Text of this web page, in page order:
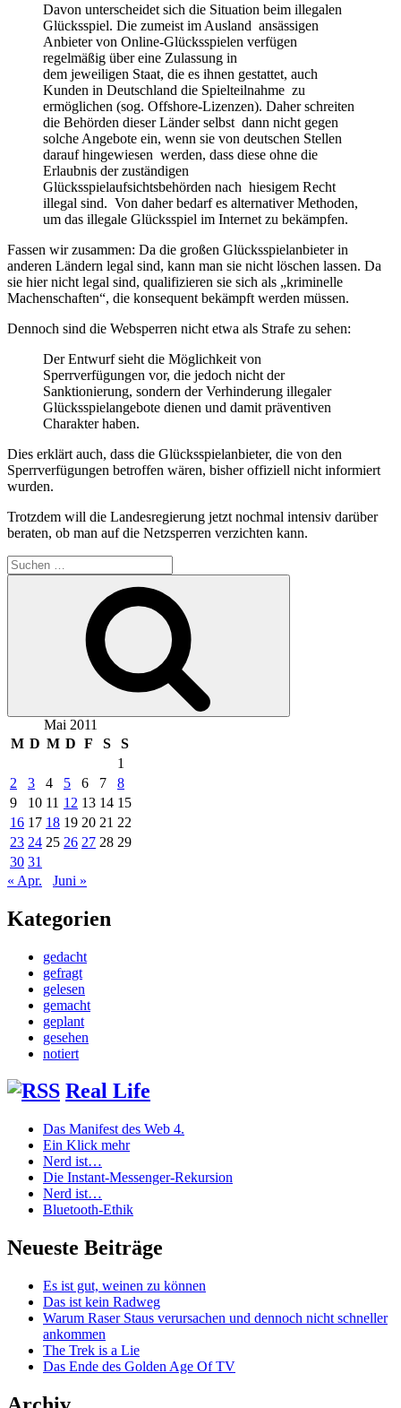
Davon unterscheidet sich die Situation beim illegalen
Glücksspiel. Die zumeist im Ausland ansässigen
Anbieter von Online-Glücksspielen verfügen
regelmäßig über eine Zulassung in
dem jeweiligen Staat, die es ihnen gestattet, auch
Kunden in Deutschland die Spielteilnahme zu
ermöglichen (sog. Offshore-Lizenzen). Daher schreiten
die Behörden dieser Länder selbst dann nicht gegen
solche Angebote ein, wenn sie von deutschen Stellen
darauf hingewiesen werden, dass diese ohne die
Erlaubnis der zuständigen
Glücksspielaufsichtsbehörden nach hiesigem Recht
illegal sind. Von daher bedarf es alternativer Methoden,
um das illegale Glücksspiel im Internet zu bekämpfen.
Fassen wir zusammen: Da die großen Glücksspielanbieter in
anderen Ländern legal sind, kann man sie nicht löschen lassen. Da
sie hier nicht legal sind, qualifizieren sie sich als „kriminelle
Machenschaften“, die konsequent bekämpft werden müssen.
Dennoch sind die Websperren nicht etwa als Strafe zu sehen:
Der Entwurf sieht die Möglichkeit von
Sperrverfügungen vor, die jedoch nicht der
Sanktionierung, sondern der Verhinderung illegaler
Glücksspielangebote dienen und damit präventiven
Charakter haben.
Dies erklärt auch, dass die Glücksspielanbieter, die von den
Sperrverfügungen betroffen wären, bisher offiziell nicht informiert
wurden.
Trotzdem will die Landesregierung jetzt nochmal intensiv darüber
beraten, ob man auf die Netzsperren verzichten kann.
Suchen
nach:
Mai 2011
M D M D F S
S
1
2
3 4 5 6 7
8
9
10 11 12 13 14 15
16 17 18 19 20 21 22
23 24 25 26 27 28 29
30 31
« Apr.
Juni »
Kategorien
gedacht
gefragt
gelesen
gemacht
geplant
gesehen
notiert
Real Life
Das Manifest des Web 4.
Ein Klick mehr
Nerd ist…
Die Instant-Messenger-Rekursion
Nerd ist…
Bluetooth-Ethik
Neueste Beiträge
Es ist gut, weinen zu können
Das ist kein Radweg
Warum Raser Staus verursachen und dennoch nicht schneller
ankommen
The Trek is a Lie
Das Ende des Golden Age Of TV